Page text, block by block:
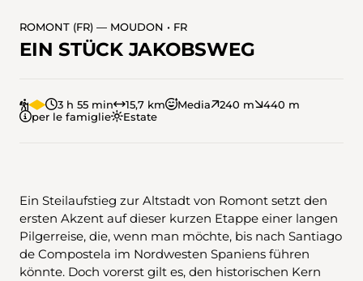
ROMONT (FR) — MOUDON • FR
EIN STÜCK JAKOBSWEG
3 h 55 min 15,7 km Media 240 m
440 m
per le famiglie
Estate
Ein Steilaufstieg zur Altstadt von Romont setzt den
ersten Akzent auf dieser kurzen Etappe einer langen
Pilgerreise, die, wenn man möchte, bis nach Santiago
de Compostela im Nordwesten Spaniens führen
könnte. Doch vorerst gilt es, den historischen Kern